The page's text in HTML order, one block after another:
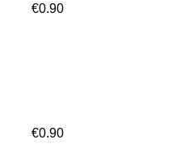
€0.90
€0.90